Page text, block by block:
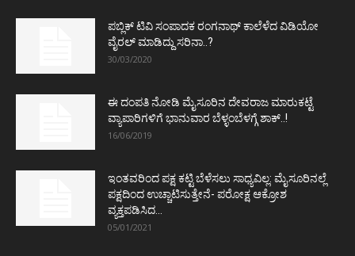
ಪಬ್ಲಿಕ್ ಟಿವಿ ಸಂಪಾದಕ ರಂಗನಾಥ್ ಕಾಲೆಳೆದ ವಿಡಿಯೋ
ವೈರಲ್ ಮಾಡಿದ್ದು ಸರಿನಾ..?
30/03/2020
ಈ ದಂಪತಿ ನೋಡಿ ಮೈಸೂರಿನ ದೇವರಾಜ ಮಾರುಕಟ್ಟೆ
ವ್ಯಾಪಾರಿಗಳಿಗೆ ಭಾನುವಾರ ಬೆಳ್ಳಂಬೆಳಗ್ಗೆ ಶಾಕ್..!
16/06/2019
ಇಂತವರಿಂದ ಪಕ್ಷ ಕಟ್ಟಿ ಬೆಳೆಸಲು ಸಾಧ್ಯವಿಲ್ಲ: ಮೈಸೂರಿನಲ್ಲೆ
ಪಕ್ಷದಿಂದ ಉಚ್ಚಾಟಿಸುತ್ತೇನೆ- ಪರೋಕ್ಷ ಆಕ್ರೋಶ
ವ್ಯಕ್ತಪಡಿಸಿದ...
05/01/2021